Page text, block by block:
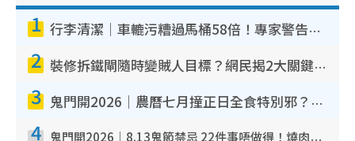
1 行李清潔｜車轆污糟過馬桶58倍！專家警告忌用酒精抹 教1招免污手除菌
2 裝修拆鐵閘隨時變賊人目標？網民揭2大關鍵用途：裝新式等於白裝？附新舊鐵閘分別
3 鬼門開2026｜農曆七月撞正日全食特別邪？專家警告切忌做一事！揭4大禁忌+2招保平安
4